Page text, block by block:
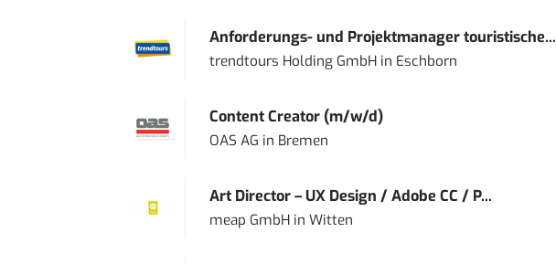
Anforderungs- und Projektmanager touristische...
trendtours Holding GmbHin Eschborn
Content Creator (m/w/d)
OAS AG in Bremen
Art Director – UX Design / Adobe CC / P...
meap GmbHin Witten